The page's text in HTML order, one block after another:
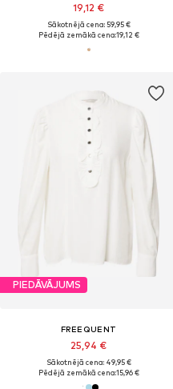
19,12 €
Sākotnējā cena: 59,95 €
Pēdējā zemākā cena:19,12 €
PIEDĀVĀJUMS
FREEQUENT
25,94 €
Sākotnējā cena: 49,95 €
Pēdējā zemākā cena:15,96 €